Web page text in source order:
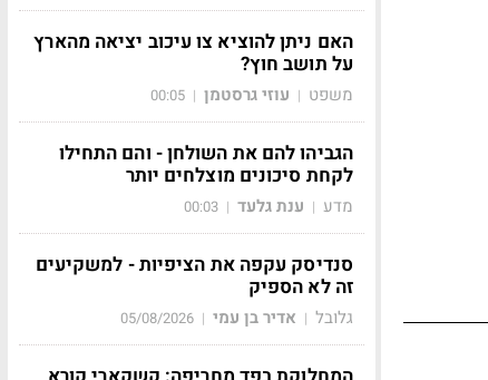
האם ניתן להוציא צו עיכוב יציאה מהארץ
על תושב חוץ?
משפט | עוזי גרסטמן |
00:05
הגביהו להם את השולחן - והם התחילו
לקחת סיכונים מוצלחים יותר
מדע | ענת גלעד |
00:03
סנדיסק עקפה את הציפיות - למשקיעים
זה לא הספיק
גלובל | אדיר בן עמי |
05/08/2026